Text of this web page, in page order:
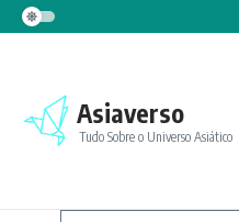
Ir para o conteúdo
Asiaverso
Tudo Sobre o Universo Asiático